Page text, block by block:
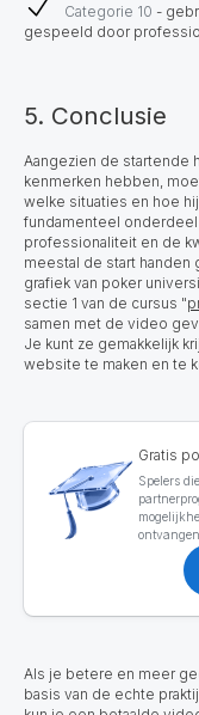
Categorie 10 -
gespeeld door
5. Conclusie
Aangezien de startende
kenmerken hebben,
welke situaties en hoe
fundamenteel
professionaliteit en de
meestal de start handen
grafiek van poker
sectie 1 van de cursus "
samen met de video
Je kunt ze gemakkelijk
website te maken en te
Gratis
Spelers
ontvangen.
Als je betere en meer
basis van de echte